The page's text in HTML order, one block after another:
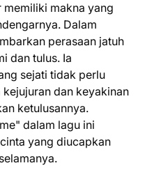
memiliki makna yang
Dalam
perasaan jatuh
dan tulus. Ia
sejati tidak perlu
dan keyakinan
ketulusannya.
dalam lagu ini
yang diucapkan